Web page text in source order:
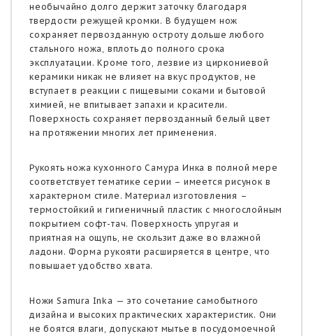
необычайно долго держит заточку благодаря
твердости режущей кромки. В будущем нож
сохраняет первозданную остроту дольше любого
стального ножа, вплоть до полного срока
эксплуатации. Кроме того, лезвие из циркониевой
керамики никак не влияет на вкус продуктов, не
вступает в реакции с пищевыми соками и бытовой
химией, не впитывает запахи и красители.
Поверхность сохраняет первозданный белый цвет
на протяжении многих лет применения.
Рукоять ножа кухонного Самура Инка в полной мере
соответствует тематике серии – имеется рисунок в
характерном стиле. Материал изготовления –
термостойкий и гигиеничный пластик с многослойным
покрытием софт-тач. Поверхность упругая и
приятная на ощупь, не скользит даже во влажной
ладони. Форма рукояти расширяется в центре, что
повышает удобство хвата.
Ножи Samura Inka — это сочетание самобытного
дизайна и высоких практических характеристик. Они
не боятся влаги, допускают мытье в посудомоечной